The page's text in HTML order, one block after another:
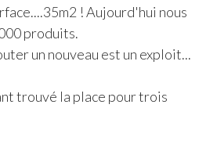
! Aujourd'hui nous
produits.
un nouveau est un exploit...
trouvé la place pour trois